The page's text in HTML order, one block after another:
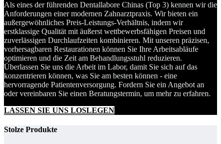
Als eines der führenden Dentallabore Chinas (Top 3) kennen wir die
Anforderungen einer modernen Zahnarztpraxis. Wir bieten ein
außergewöhnliches Preis-Leistungs-Verhältnis, indem wir
erstklassige Qualität mit äußerst wettbewerbsfähigen Preisen und
zuverlässigen Durchlaufzeiten kombinieren. Mit unseren präzisen,
vorhersagbaren Restaurationen können Sie Ihre Arbeitsabläufe
optimieren und die Zeit am Behandlungsstuhl reduzieren.
Überlassen Sie uns die Arbeit im Labor, damit Sie sich auf das
konzentrieren können, was Sie am besten können - eine
hervorragende Patientenversorgung. Fordern Sie ein Angebot an
oder vereinbaren Sie einen Beratungstermin, um mehr zu erfahren.
LASSEN SIE UNS LOSLEGEN
Stolze Produkte